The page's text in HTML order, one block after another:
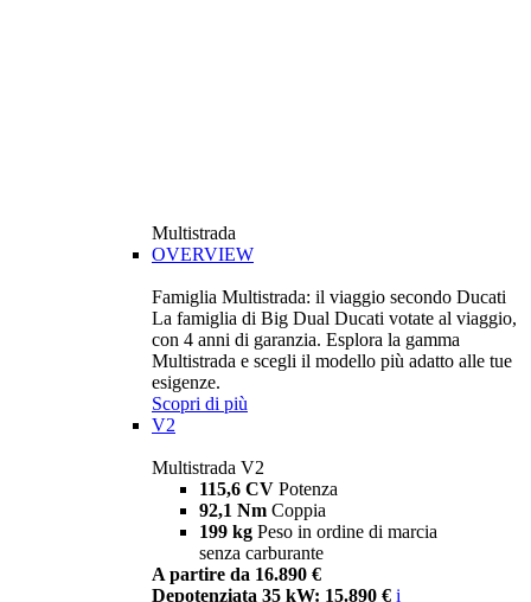
Multistrada
OVERVIEW
Famiglia Multistrada: il viaggio secondo Ducati
La famiglia di Big Dual Ducati votate al viaggio,
con 4 anni di garanzia. Esplora la gamma
Multistrada e scegli il modello più adatto alle tue
esigenze.
Scopri di più
V2
Multistrada V2
115,6 CV Potenza
92,1 Nm Coppia
199 kg Peso in ordine di marcia
senza carburante
A partire da 16.890 €
Depotenziata 35 kW: 15.890 € i